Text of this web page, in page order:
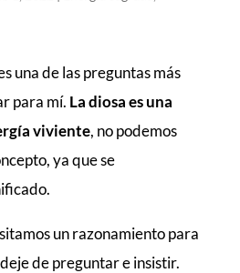
una de las preguntas más
para mí. La diosa es una
viviente, no podemos
ya que se
un razonamiento para
de preguntar e insistir.